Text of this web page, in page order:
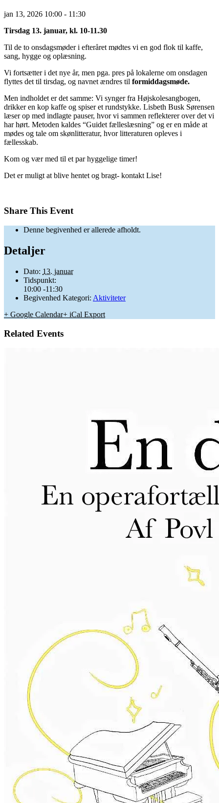
jan 13, 2026 10:00 - 11:30
Tirsdag 13. januar, kl. 10-11.30
Til de to onsdagsmøder i efteråret mødtes vi en god flok til kaffe,
sang, hygge og oplæsning.
Vi fortsætter i det nye år, men pga. pres på lokalerne om onsdagen
flyttes det til tirsdag, og navnet ændres til formiddagsmøde.
Men indholdet er det samme: Vi synger fra Højskolesangbogen,
drikker en kop kaffe og spiser et rundstykke. Lisbeth Busk Sørensen
læser op med indlagte pauser, hvor vi sammen reflekterer over det vi
har hørt. Metoden kaldes “Guidet fælleslæsning” og er en måde at
mødes og tale om skønlitteratur, hvor litteraturen opleves i
fællesskab.
Kom og vær med til et par hyggelige timer!
Det er muligt at blive hentet og bragt- kontakt Lise!
Share This Event
Denne begivenhed er allerede afholdt.
Detaljer
Dato: 13. januar
Tidspunkt:
10:00 -11:30
Begivenhed Kategori: Aktiviteter
+ Google Calendar+ iCal Export
Related Events